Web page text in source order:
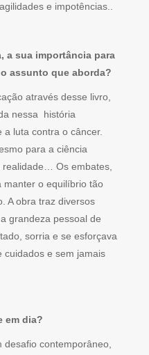
e impotências..
a sua importância para
assunto que aborda?
através desse livro,
nessa história
luta contra o câncer.
para a ciência
Os embates,
manter o equilíbrio tão
A obra traz diversos
grandeza pessoal de
sorria e se esforçava
cuidados e sem jamais
em dia?
contemporâneo,